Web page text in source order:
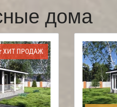
дома
ХИТ ПРОДАЖ